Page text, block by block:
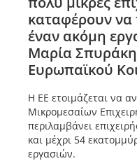
καταφέρουν
έναν ακόμη
Μαρία
Ευρωπαϊκού
Η ΕΕ ετοιμάζεται να
Μικρομεσαίων
περιλαμβάνει
και μέχρι 54
εργασιών.